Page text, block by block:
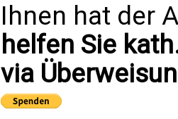
Ihnen hat der
helfen Sie
via